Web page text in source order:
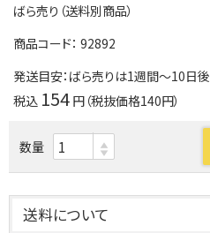
ばら売り（送料別商品）
商品コード： 92892
発送目安：ばら売りは1週間～10日後
税込 154 円（税抜価格140円）
数量
送料について